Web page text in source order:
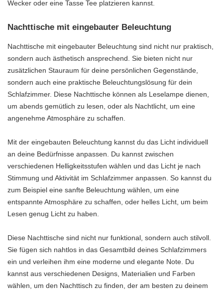
Wecker oder eine Tasse Tee platzieren kannst.
Nachttische mit eingebauter Beleuchtung
Nachttische mit eingebauter Beleuchtung sind nicht nur praktisch,
sondern auch ästhetisch ansprechend. Sie bieten nicht nur
zusätzlichen Stauraum für deine persönlichen Gegenstände,
sondern auch eine praktische Beleuchtungslösung für dein
Schlafzimmer. Diese Nachttische können als Leselampe dienen,
um abends gemütlich zu lesen, oder als Nachtlicht, um eine
angenehme Atmosphäre zu schaffen.
Mit der eingebauten Beleuchtung kannst du das Licht individuell
an deine Bedürfnisse anpassen. Du kannst zwischen
verschiedenen Helligkeitsstufen wählen und das Licht je nach
Stimmung und Aktivität im Schlafzimmer anpassen. So kannst du
zum Beispiel eine sanfte Beleuchtung wählen, um eine
entspannte Atmosphäre zu schaffen, oder helles Licht, um beim
Lesen genug Licht zu haben.
Diese Nachttische sind nicht nur funktional, sondern auch stilvoll.
Sie fügen sich nahtlos in das Gesamtbild deines Schlafzimmers
ein und verleihen ihm eine moderne und elegante Note. Du
kannst aus verschiedenen Designs, Materialien und Farben
wählen, um den Nachttisch zu finden, der am besten zu deinem